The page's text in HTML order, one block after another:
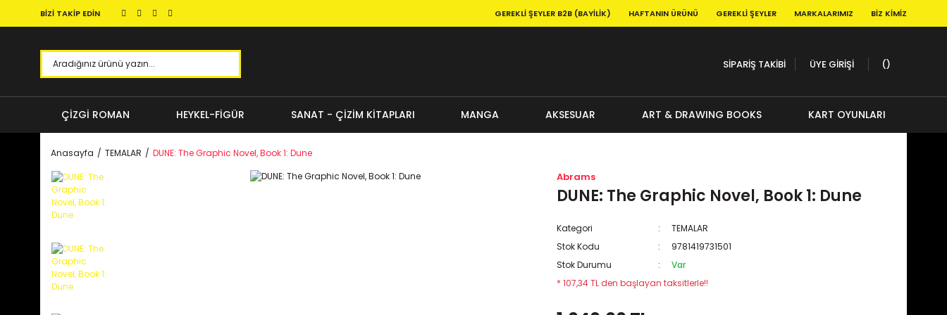
BİZİ TAKİP EDİN GEREKLI ŞEYLER B2B (BAYILIK) HAFTANIN ÜRÜNÜ GEREKLI ŞEYLER MARKALARIMIZ BIZ KIMIZ
SİPARİŞ TAKİBİ ÜYE GİRİŞİ
ÇİZGİ ROMAN HEYKEL-FİGÜR SANAT - ÇİZİM KİTAPLARI MANGA AKSESUAR ART & DRAWING BOOKS KART OYUNLARI
Anasayfa TEMALAR DUNE: The Graphic Novel, Book 1: Dune
Abrams
DUNE: The Graphic Novel, Book 1: Dune
Kategori
TEMALAR
Stok Kodu
9781419731501
Stok Durumu
Var
* 107,34 TL den başlayan taksitlerle!!